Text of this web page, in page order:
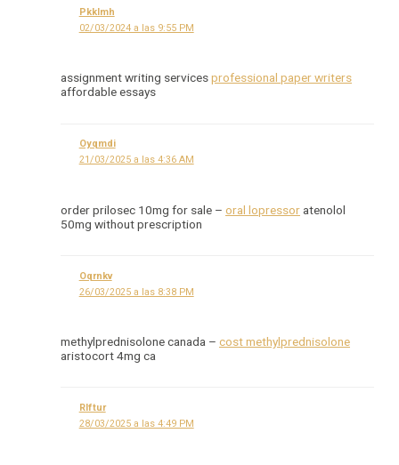
Pkklmh
02/03/2024 a las 9:55 PM
assignment writing servicesprofessional paper writers
affordable essays
Oyqmdi
21/03/2025 a las 4:36 AM
order prilosec 10mg for sale – oral lopressor atenolol
50mg without prescription
Oqrnkv
26/03/2025 a las 8:38 PM
methylprednisolone canada – cost methylprednisolone
aristocort 4mg ca
Rlftur
28/03/2025 a las 4:49 PM